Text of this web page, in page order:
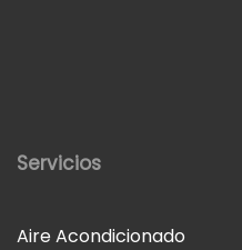
Servicios
Aire Acondicionado